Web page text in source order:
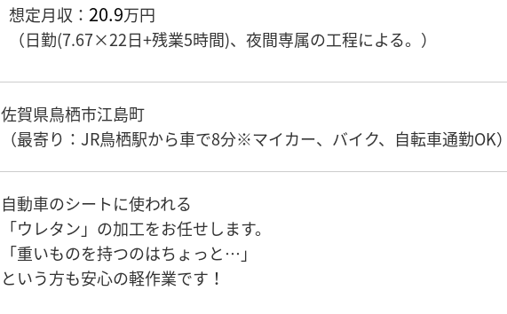
想定月収： 20.9万円
（日勤(7.67×22日+残業5時間)、夜間専属の工程による。）
佐賀県鳥栖市江島町
（最寄り：JR鳥栖駅から車で8分※マイカー、バイク、自転車通勤OK
自動車のシートに使われる
「ウレタン」の加工をお任せします。
「重いものを持つのはちょっと…」
という方も安心の軽作業です！